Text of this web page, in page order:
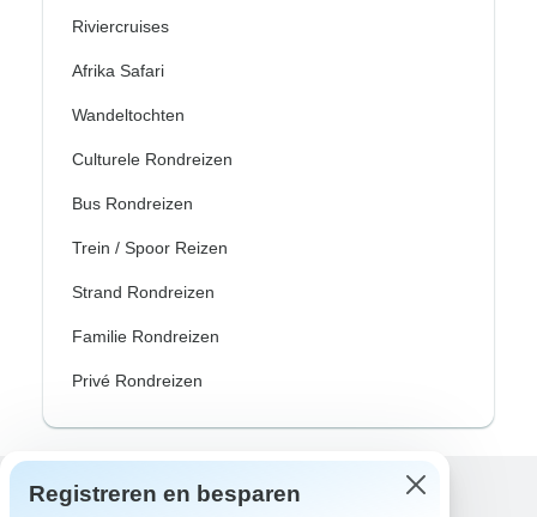
Riviercruises
Afrika Safari
Wandeltochten
Culturele Rondreizen
Bus Rondreizen
Trein / Spoor Reizen
Strand Rondreizen
Familie Rondreizen
Privé Rondreizen
Registreren en besparen